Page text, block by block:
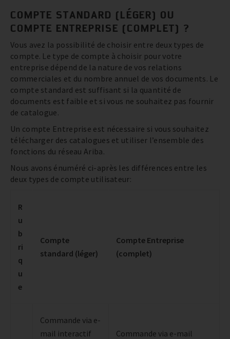
COMPTE STANDARD (LÉGER) OU
COMPTE ENTREPRISE (COMPLET) ?
Vous avez la possibilité de choisir entre deux types de
compte. Le type de compte à choisir pour votre
entreprise dépend de la nature de vos relations
commerciales et du nombre annuel de vos documents. Le
compte standard est suffisant si la quantité de
documents est faible et si vous ne souhaitez pas fournir
de catalogue.
Un compte Entreprise est nécessaire si vous souhaitez
télécharger des catalogues et utiliser l’ensemble des
fonctions du réseau Ariba.
Nous avons énuméré ci-après les différences entre les
deux types de compte utilisateur:
R
u
b
ri
q
u
e
Compte
standard (léger)
Compte Entreprise
(complet)
Commande via e-
mail interactif
Commande via e-mail